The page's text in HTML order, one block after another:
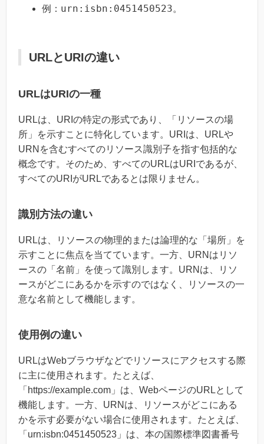
例： urn:isbn:0451450523。
URLとURIの違い
URLはURIの一種
URLは、URIの特定の形式であり、「リソースの場
所」を示すことに特化しています。URIは、URLや
URNを含むすべてのリソース識別子を指す包括的な
概念です。そのため、すべてのURLはURIであるが、
すべてのURIがURLであるとは限りません。
識別方法の違い
URLは、リソースの物理的または論理的な「場所」を
示すことに焦点を当てています。一方、URNはリソ
ースの「名前」を使って識別します。URNは、リソ
ースがどこにあるかを示すのではなく、リソースの一
意な名前として機能します。
使用例の違い
URLはWebブラウザなどでリソースにアクセスする際
に主に使用されます。たとえば、
「https://example.com」は、WebページのURLとして
機能します。一方、URNは、リソースがどこにある
かを示す必要がない場合に使用されます。たとえば、
「urn:isbn:0451450523」は、本の国際標準図書番号